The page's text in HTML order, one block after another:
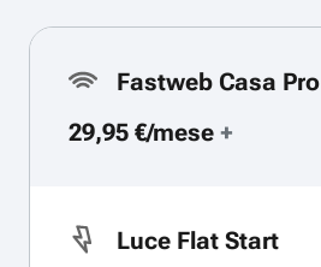
Fastweb Casa Pro
29,95 €/mese +
Luce Flat Start